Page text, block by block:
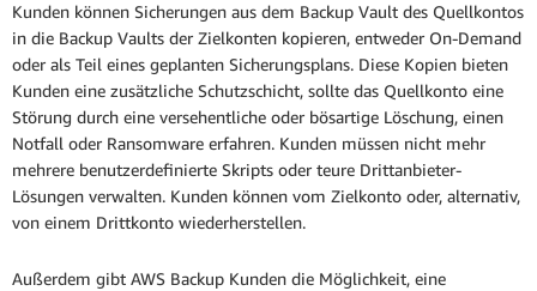
Kunden können Sicherungen aus dem Backup Vault des Quellkontos
in die Backup Vaults der Zielkonten kopieren, entweder On-Demand
oder als Teil eines geplanten Sicherungsplans. Diese Kopien bieten
Kunden eine zusätzliche Schutzschicht, sollte das Quellkonto eine
Störung durch eine versehentliche oder bösartige Löschung, einen
Notfall oder Ransomware erfahren. Kunden müssen nicht mehr
mehrere benutzerdefinierte Skripts oder teure Drittanbieter-
Lösungen verwalten. Kunden können vom Zielkonto oder, alternativ,
von einem Drittkonto wiederherstellen.
Außerdem gibt AWS Backup Kunden die Möglichkeit, eine